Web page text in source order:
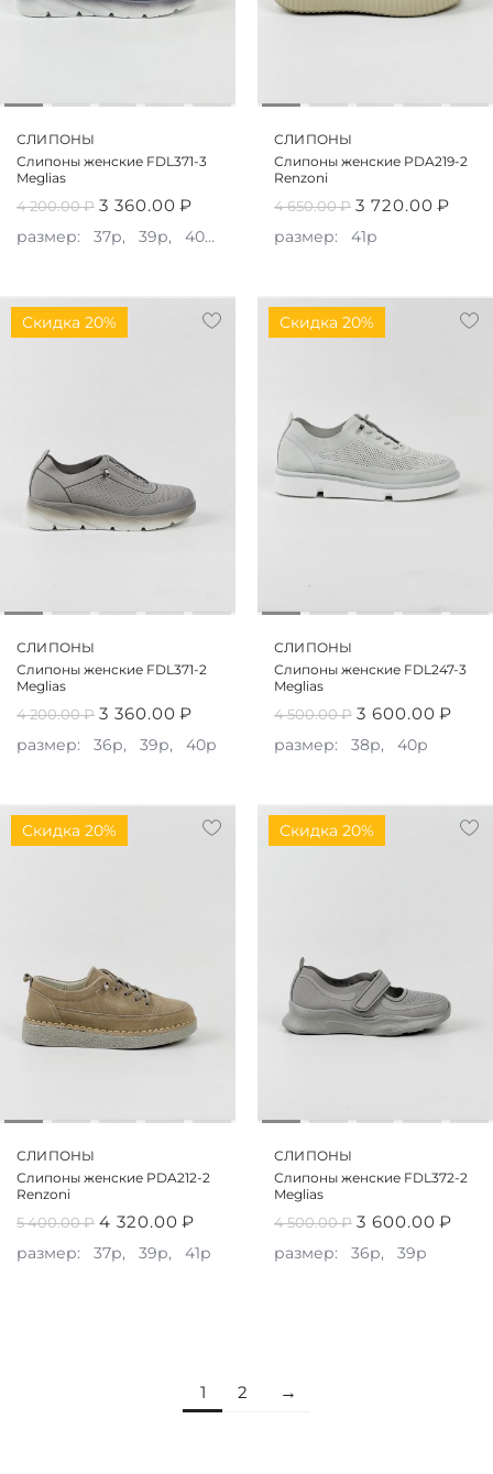
СЛИПОНЫ
Слипоны женские FDL371-3
Meglias
4 200.00₽ 3 360.00 ₽
размер: 37р, 39р, 40р,
СЛИПОНЫ
Слипоны женские PDA219-2
Renzoni
4 650.00₽ 3 720.00 ₽
размер: 41р
Скидка 20%
СЛИПОНЫ
Слипоны женские FDL371-2
Meglias
4 200.00₽ 3 360.00 ₽
размер: 36р, 39р, 40р
Скидка 20%
СЛИПОНЫ
Слипоны женские FDL247-3
Meglias
4 500.00₽ 3 600.00 ₽
размер: 38р, 40р
Скидка 20%
СЛИПОНЫ
Слипоны женские PDA212-2
Renzoni
5 400.00₽ 4 320.00 ₽
размер: 37р, 39р, 41р
Скидка 20%
СЛИПОНЫ
Слипоны женские FDL372-2
Meglias
4 500.00₽ 3 600.00 ₽
размер: 36р, 39р
1 2